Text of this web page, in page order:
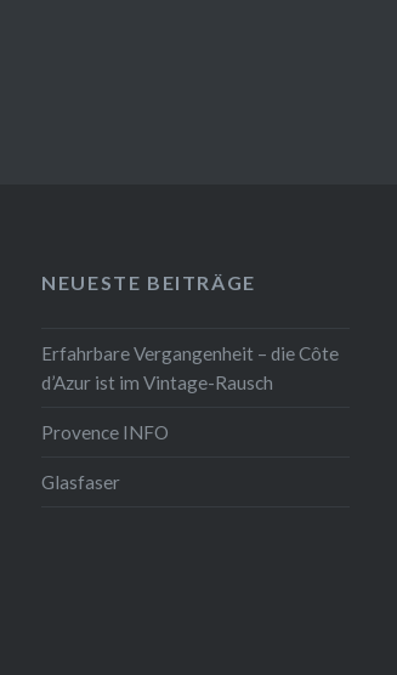
NEUESTE BEITRÄGE
Erfahrbare Vergangenheit – die Côte
d’Azur ist im Vintage-Rausch
Provence INFO
Glasfaser